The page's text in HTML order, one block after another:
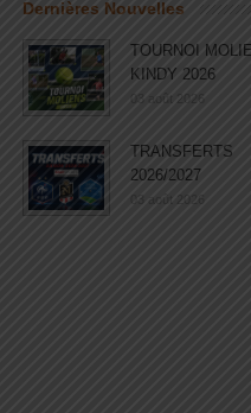
Dernières Nouvelles
TOURNOI
KINDY 2026
03 août 2026
TRANSFERTS
2026/2027
03 août 2026